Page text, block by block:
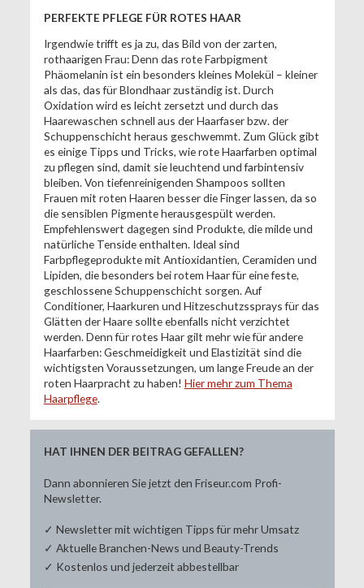
PERFEKTE PFLEGE FÜR ROTES HAAR
Irgendwie trifft es ja zu, das Bild von der zarten,
rothaarigen Frau: Denn das rote Farbpigment
Phäomelanin ist ein besonders kleines Molekül – kleiner
als das, das für Blondhaar zuständig ist. Durch
Oxidation wird es leicht zersetzt und durch das
Haarewaschen schnell aus der Haarfaser bzw. der
Schuppenschicht heraus geschwemmt. Zum Glück gibt
es einige Tipps und Tricks, wie rote Haarfarben optimal
zu pflegen sind, damit sie leuchtend und farbintensiv
bleiben. Von tiefenreinigenden Shampoos sollten
Frauen mit roten Haaren besser die Finger lassen, da so
die sensiblen Pigmente herausgespült werden.
Empfehlenswert dagegen sind Produkte, die milde und
natürliche Tenside enthalten. Ideal sind
Farbpflegeprodukte mit Antioxidantien, Ceramiden und
Lipiden, die besonders bei rotem Haar für eine feste,
geschlossene Schuppenschicht sorgen. Auf
Conditioner, Haarkuren und Hitzeschutzssprays für das
Glätten der Haare sollte ebenfalls nicht verzichtet
werden. Denn für rotes Haar gilt mehr wie für andere
Haarfarben: Geschmeidigkeit und Elastizität sind die
wichtigsten Voraussetzungen, um lange Freude an der
roten Haarpracht zu haben! Hier mehr zum Thema
Haarpflege.
HAT IHNEN DER BEITRAG GEFALLEN?
Dann abonnieren Sie jetzt den Friseur.com Profi-
Newsletter.
✓ Newsletter mit wichtigen Tipps für mehr Umsatz
✓ Aktuelle Branchen-News und Beauty-Trends
✓ Kostenlos und jederzeit abbestellbar